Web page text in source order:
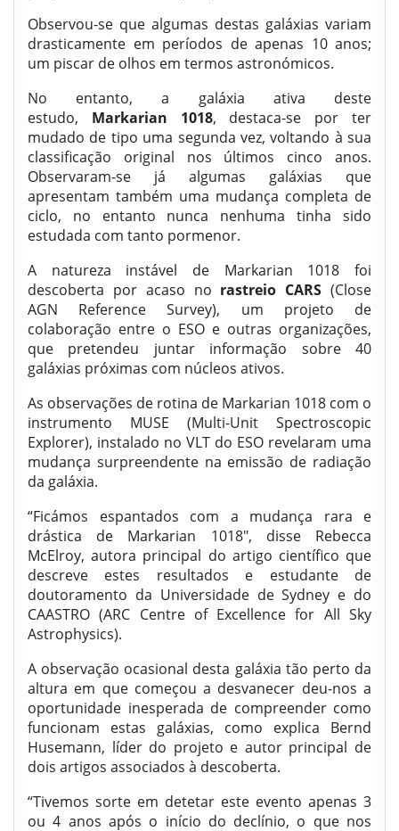
Observou-se que algumas destas galáxias variam
drasticamente em períodos de apenas 10 anos;
um piscar de olhos em termos astronómicos.
No entanto, a galáxia ativa deste
estudo, Markarian 1018, destaca-se por ter
mudado de tipo uma segunda vez, voltando à sua
classificação original nos últimos cinco anos.
Observaram-se já algumas galáxias que
apresentam também uma mudança completa de
ciclo, no entanto nunca nenhuma tinha sido
estudada com tanto pormenor.
A natureza instável de Markarian 1018 foi
descoberta por acaso no rastreio CARS (Close
AGN Reference Survey), um projeto de
colaboração entre o ESO e outras organizações,
que pretendeu juntar informação sobre 40
galáxias próximas com núcleos ativos.
As observações de rotina de Markarian 1018 com o
instrumento MUSE (Multi-Unit Spectroscopic
Explorer), instalado no VLT do ESO revelaram uma
mudança surpreendente na emissão de radiação
da galáxia.
“Ficámos espantados com a mudança rara e
drástica de Markarian 1018″, disse Rebecca
McElroy, autora principal do artigo científico que
descreve estes resultados e estudante de
doutoramento da Universidade de Sydney e do
CAASTRO (ARC Centre of Excellence for All Sky
Astrophysics).
A observação ocasional desta galáxia tão perto da
altura em que começou a desvanecer deu-nos a
oportunidade inesperada de compreender como
funcionam estas galáxias, como explica Bernd
Husemann, líder do projeto e autor principal de
dois artigos associados à descoberta.
“Tivemos sorte em detetar este evento apenas 3
ou 4 anos após o início do declínio, o que nos